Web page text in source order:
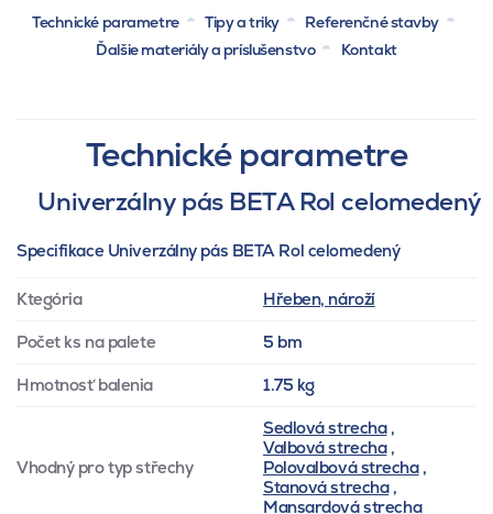
Technické parametre Tipy a triky
Referenčné stavby
Ďalšie materiály a príslušenstvo
Kontakt
Technické parametre
Univerzálny pás BETA Rol celomedený
Specifikace Univerzálny pás BETA Rol celomedený
Ktegória Hřeben, nároží
Počet ks na palete 5 bm
Hmotnosť balenia 1.75 kg
Vhodný pro typ střechy
Sedlová strecha,
Valbová strecha,
Polovalbová strecha,
Stanová strecha,
Mansardová strecha